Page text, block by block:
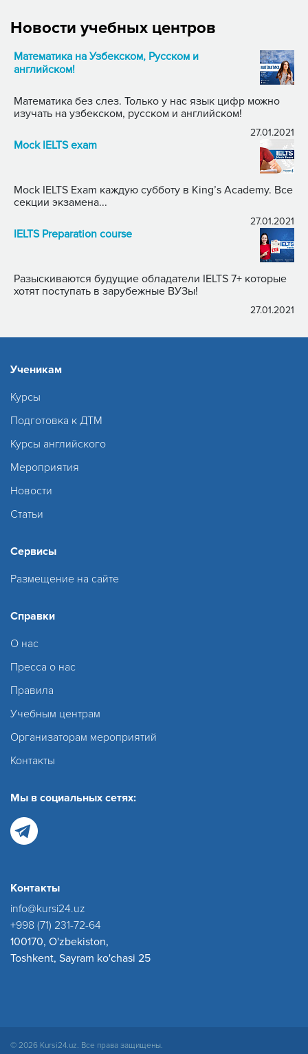
Новости учебных центров
Математика на Узбекском, Русском и
английском!
Математика без слез. Только у нас язык цифр можно
изучать на узбекском, русском и английском!
27.01.2021
Mock IELTS exam
Mock IELTS Exam каждую субботу в King’s Academy. Все
секции экзамена...
27.01.2021
IELTS Preparation course
Разыскиваются будущие обладатели IELTS 7+ которые
хотят поступать в зарубежные ВУЗы!
27.01.2021
Ученикам
Курсы
Подготовка к ДТМ
Курсы английского
Мероприятия
Новости
Статьи
Сервисы
Размещение на сайте
Справки
О нас
Пресса о нас
Правила
Учебным центрам
Организаторам мероприятий
Контакты
Мы в социальных сетях:
Контакты
info@kursi24.uz
+998 (71) 231-72-64
100170, O'zbekiston,
Toshkent, Sayram ko'chasi 25
© 2026 Kursi24.uz. Все права защищены.